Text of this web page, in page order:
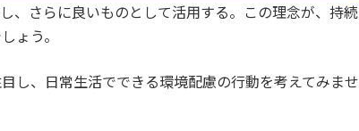
、さらに良いものとして活用する。この理念が、持続
ょう。
し、日常生活でできる環境配慮の行動を考えてみませ